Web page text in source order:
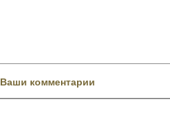
Ваши комментарии